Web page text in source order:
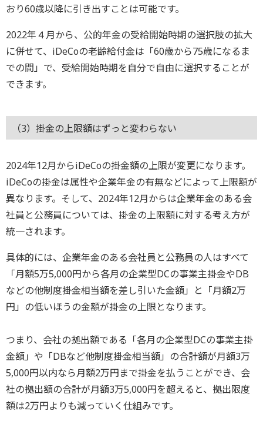
おり60歳以降に引き出すことは可能です。
2022年４月から、公的年金の受給開始時期の選択肢の拡大
に併せて、iDeCoの老齢給付金は「60歳から75歳になるま
での間」で、受給開始時期を自分で自由に選択することが
できます。
（3）掛金の上限額はずっと変わらない
2024年12月からiDeCoの掛金額の上限が変更になります。
iDeCoの掛金は属性や企業年金の有無などによって上限額が
異なります。そして、2024年12月からは企業年金のある会
社員と公務員については、掛金の上限額に対する考え方が
統一されます。
具体的には、企業年金のある会社員と公務員の人はすべて
「月額5万5,000円から各月の企業型DCの事業主掛金やDB
などの他制度掛金相当額を差し引いた金額」と「月額2万
円」の低いほうの金額が掛金の上限となります。
つまり、会社の拠出額である「各月の企業型DCの事業主掛
金額」や「DBなど他制度掛金相当額」の合計額が月額3万
5,000円以内なら月額2万円まで掛金を払うことができ、会
社の拠出額の合計が月額3万5,000円を超えると、拠出限度
額は2万円よりも減っていく仕組みです。